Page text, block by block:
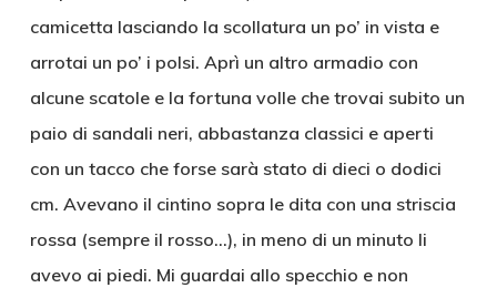
camicetta lasciando la scollatura un po’ in vista e
arrotai un po’ i polsi. Aprì un altro armadio con
alcune scatole e la fortuna volle che trovai subito un
paio di sandali neri, abbastanza classici e aperti
con un tacco che forse sarà stato di dieci o dodici
cm. Avevano il cintino sopra le dita con una striscia
rossa (sempre il rosso…), in meno di un minuto li
avevo ai piedi. Mi guardai allo specchio e non